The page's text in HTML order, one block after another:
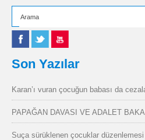
Son Yazılar
Karan’ı vuran çocuğun babası da
PAPAĞAN DAVASI VE ADALET
Suça sürüklenen çocuklar düzenlemesi